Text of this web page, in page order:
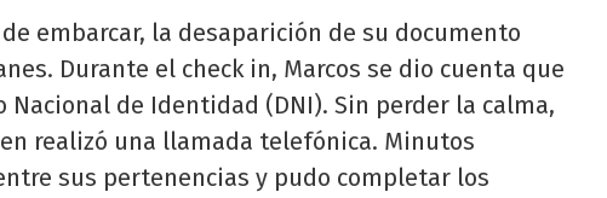
embarcar, la desaparición de su documento
Durante el check in, Marcos se dio cuenta que
Nacional de Identidad (DNI). Sin perder la calma,
realizó una llamada telefónica. Minutos
sus pertenencias y pudo completar los